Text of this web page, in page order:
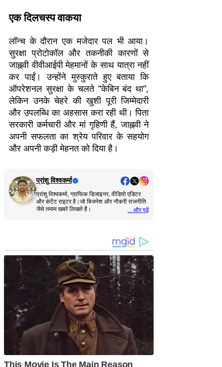
एक दिलचस्प वाकया
लॉन्च के दौरान एक मजेदार पल भी आया।
सुरक्षा प्रोटोकॉल और तकनीकी कारणों से
जाह्नवी वीवीआईपी मेहमानों के साथ यात्रा नहीं
कर पाईं। उन्होंने मुस्कुराते हुए बताया कि
ऑपरेशनल सुरक्षा के चलते “केबिन बंद था”,
लेकिन उनके चेहरे की खुशी पूरी जिम्मेदारी
और उपलब्धि का अहसास करा रही थी। पिता
सरकारी कर्मचारी और मां गृहिणी हैं, जाह्नवी ने
अपनी सफलता का श्रेय परिवार के सहयोग
और अपनी कड़ी मेहनत को दिया है।
प्रांशु विश्वकर्मा
प्रांशु विश्वकर्मा, ग्राफिक डिजाइनर, वीडियो एडिटर
और कंटेंट राइटर है।जो बिजनेश और नौकरी राजनीति
जैसे तमाम खबरे लिखते है।
... और पढ़ें